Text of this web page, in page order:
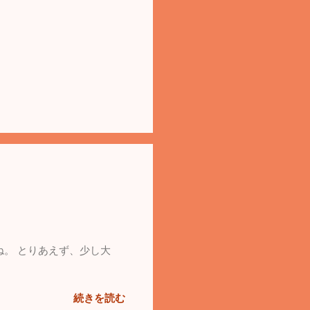
とりあえず、少し大
続きを読む